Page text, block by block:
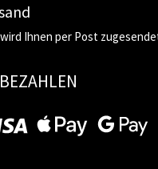
Ihnen per Post